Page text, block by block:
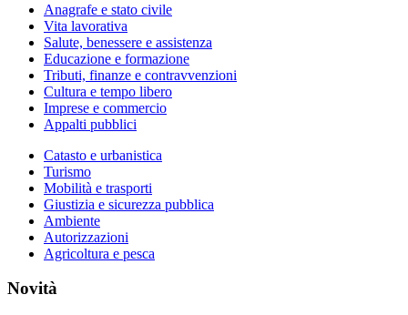
Anagrafe e stato civile
Vita lavorativa
Salute, benessere e assistenza
Educazione e formazione
Tributi, finanze e contravvenzioni
Cultura e tempo libero
Imprese e commercio
Appalti pubblici
Catasto e urbanistica
Turismo
Mobilità e trasporti
Giustizia e sicurezza pubblica
Ambiente
Autorizzazioni
Agricoltura e pesca
Novità